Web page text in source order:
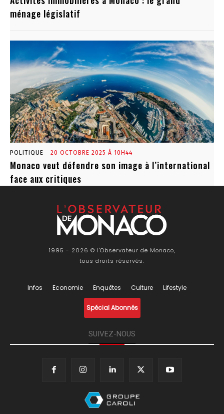
ménage législatif
POLITIQUE 20 OCTOBRE 2025 À 10H44
Monaco veut défendre son image à l’international
face aux critiques
1995 - 2026 © l'Observateur de Monaco,
tous droits réservés.
Infos Economie Enquêtes Culture Lifestyle
Spécial Abonnés
SUIVEZ-NOUS